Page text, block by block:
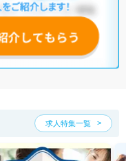
求人特集一覧